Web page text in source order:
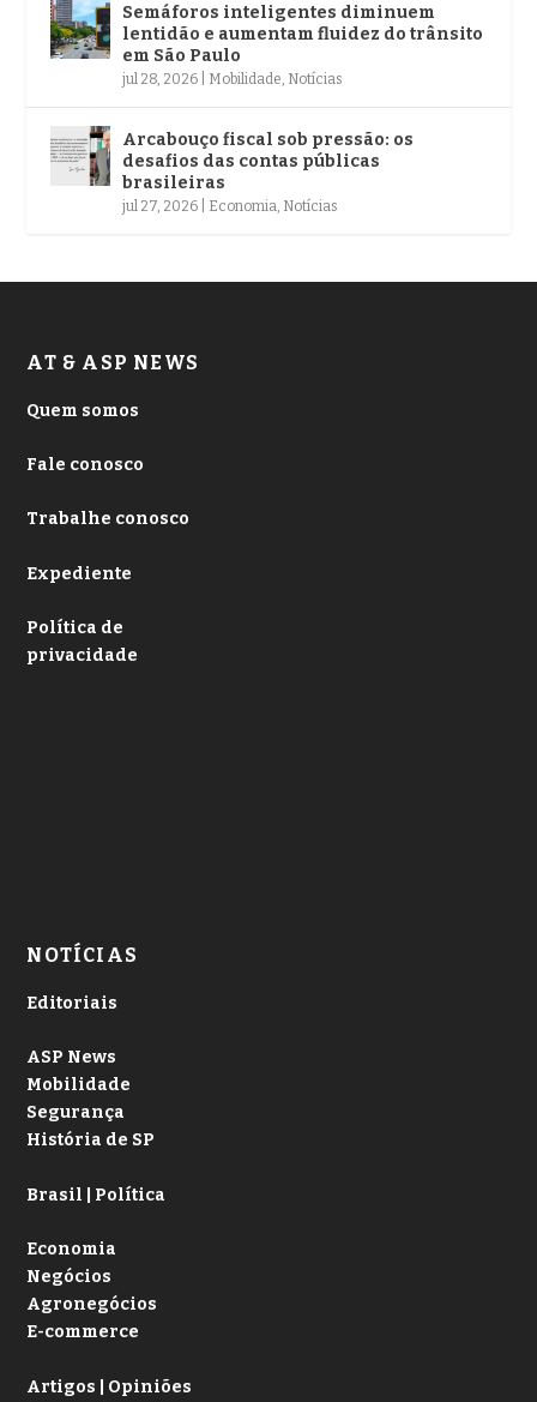
Semáforos inteligentes diminuem
lentidão e aumentam fluidez do trânsito
em São Paulo
jul 28, 2026 Mobilidade Notícias
Arcabouço fiscal sob pressão: os
desafios das contas públicas
brasileiras
jul 27, 2026 Economia Notícias
AT & ASP NEWS
Quem somos
Fale conosco
Trabalhe conosco
Expediente
Política de
privacidade
NOTÍCIAS
Editoriais
ASP News
Mobilidade
Segurança
História de SP
Brasil | Política
Economia
Negócios
Agronegócios
E-commerce
Artigos | Opiniões